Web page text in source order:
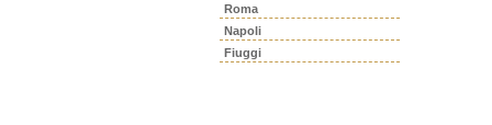
Roma
Napoli
Fiuggi